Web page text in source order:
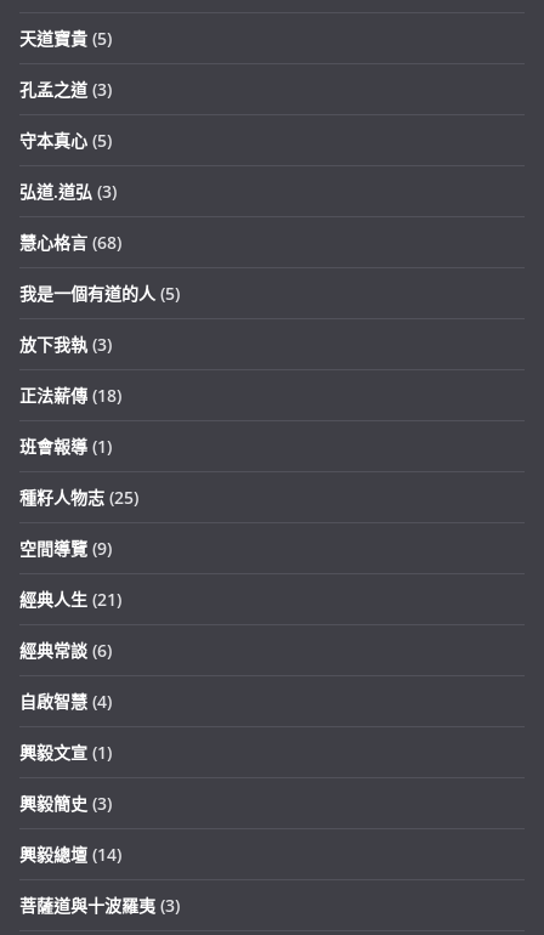
天道寶貴 (5)
孔孟之道 (3)
守本真心 (5)
弘道.道弘 (3)
慧心格言 (68)
我是一個有道的人 (5)
放下我執 (3)
正法薪傳 (18)
班會報導 (1)
種籽人物志 (25)
空間導覽 (9)
經典人生 (21)
經典常談 (6)
自啟智慧 (4)
興毅文宣 (1)
興毅簡史 (3)
興毅總壇 (14)
菩薩道與十波羅夷 (3)